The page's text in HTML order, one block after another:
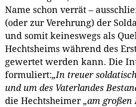
Name schon verrät –
(oder zur Verehrung) der
und somit keineswegs als
Hechtsheims während des
gewertet werden kann. Die
formuliert:„In treuer
und um des Vaterlandes
die Hechtsheimer „am großen